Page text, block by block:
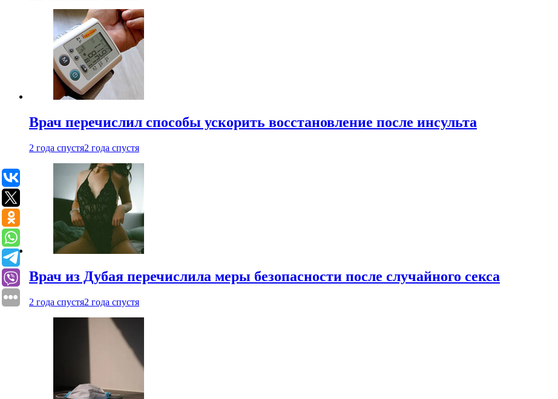
Врач перечислил способы ускорить восстановление после инсульта
2 года спустя2 года спустя
Врач из Дубая перечислила меры безопасности после случайного секса
2 года спустя2 года спустя